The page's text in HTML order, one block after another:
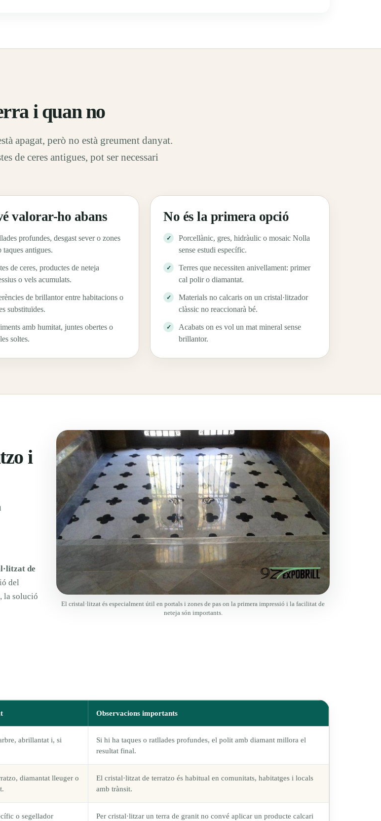
i quan no
apagat, però no està greument danyat.
de ceres antigues, pot ser necessari
valorar-ho abans
profundes, desgast sever o zones
taques antigues.
de ceres, productes de neteja
o vels acumulats.
de brillantor entre habitacions o
substituïdes.
amb humitat, juntes obertes o
soltes.
No és la primera opció
Porcellànic, gres, hidràulic o mosaic Nolla
sense estudi específic.
Terres que necessiten anivellament: primer
cal polir o diamantat.
Materials no calcaris on un cristal·litzador
clàssic no reaccionarà bé.
Acabats on es vol un mat mineral sense
brillantor.
i
de
del
la solució
El cristal·litzat és especialment útil en portals i zones de pas on la primera impressió i la facilitat de
neteja són importants.
Observacions importants
abrillantat i, si
Si hi ha taques o ratllades profundes, el polit amb diamant millora el
resultat final.
diamantat lleuger o
El cristal·litzat de terratzo és habitual en comunitats, habitatges i locals
amb trànsit.
o segellador Per cristal·litzar un terra de granit no convé aplicar un producte calcari